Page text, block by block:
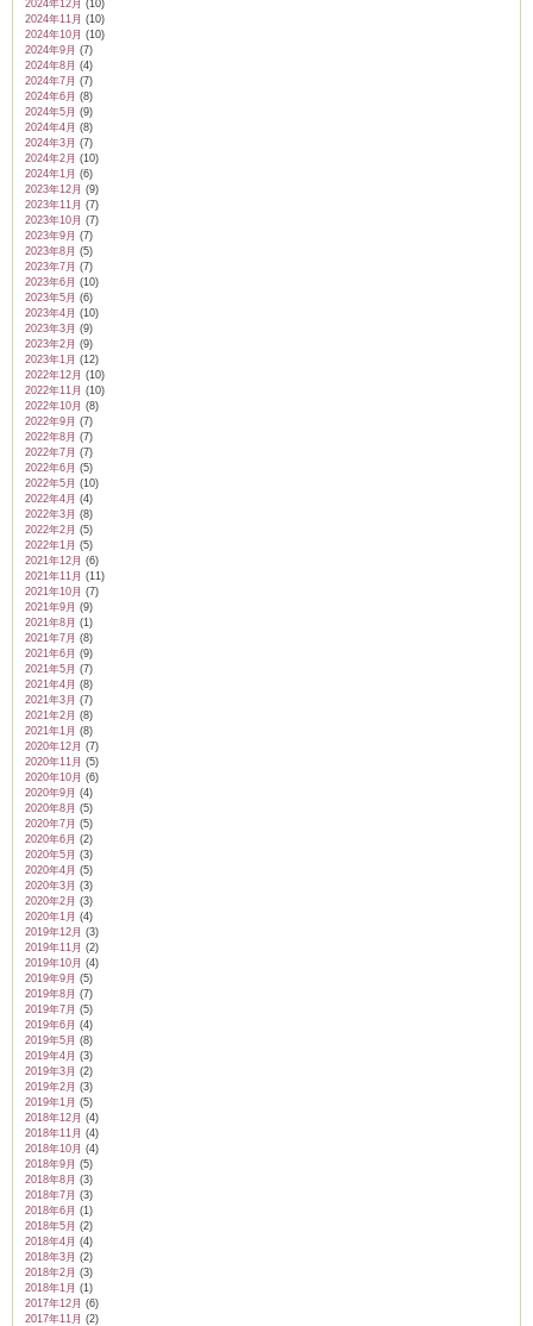
2024年12月 (10)
2024年11月 (10)
2024年10月 (10)
2024年9月 (7)
2024年8月 (4)
2024年7月 (7)
2024年6月 (8)
2024年5月 (9)
2024年4月 (8)
2024年3月 (7)
2024年2月 (10)
2024年1月 (6)
2023年12月 (9)
2023年11月 (7)
2023年10月 (7)
2023年9月 (7)
2023年8月 (5)
2023年7月 (7)
2023年6月 (10)
2023年5月 (6)
2023年4月 (10)
2023年3月 (9)
2023年2月 (9)
2023年1月 (12)
2022年12月 (10)
2022年11月 (10)
2022年10月 (8)
2022年9月 (7)
2022年8月 (7)
2022年7月 (7)
2022年6月 (5)
2022年5月 (10)
2022年4月 (4)
2022年3月 (8)
2022年2月 (5)
2022年1月 (5)
2021年12月 (6)
2021年11月 (11)
2021年10月 (7)
2021年9月 (9)
2021年8月 (1)
2021年7月 (8)
2021年6月 (9)
2021年5月 (7)
2021年4月 (8)
2021年3月 (7)
2021年2月 (8)
2021年1月 (8)
2020年12月 (7)
2020年11月 (5)
2020年10月 (6)
2020年9月 (4)
2020年8月 (5)
2020年7月 (5)
2020年6月 (2)
2020年5月 (3)
2020年4月 (5)
2020年3月 (3)
2020年2月 (3)
2020年1月 (4)
2019年12月 (3)
2019年11月 (2)
2019年10月 (4)
2019年9月 (5)
2019年8月 (7)
2019年7月 (5)
2019年6月 (4)
2019年5月 (8)
2019年4月 (3)
2019年3月 (2)
2019年2月 (3)
2019年1月 (5)
2018年12月 (4)
2018年11月 (4)
2018年10月 (4)
2018年9月 (5)
2018年8月 (3)
2018年7月 (3)
2018年6月 (1)
2018年5月 (2)
2018年4月 (4)
2018年3月 (2)
2018年2月 (3)
2018年1月 (1)
2017年12月 (6)
2017年11月 (2)